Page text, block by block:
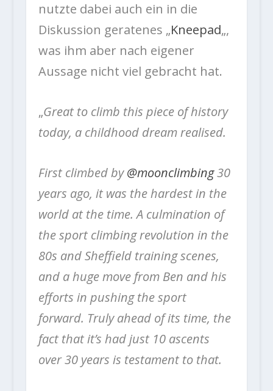
nutzte dabei auch ein in die
Diskussion geratenes „Kneepad„,
was ihm aber nach eigener
Aussage nicht viel gebracht hat.
„Great to climb this piece of history
today, a childhood dream realised.
First climbed by@moonclimbing30
years ago, it was the hardest in the
world at the time. A culmination of
the sport climbing revolution in the
80s and Sheffield training scenes,
and a huge move from Ben and his
efforts in pushing the sport
forward. Truly ahead of its time, the
fact that it’s had just 10 ascents
over 30 years is testament to that.